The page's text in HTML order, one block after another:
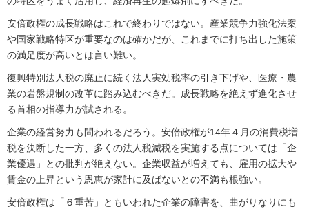
安倍政権の成長戦略はこれで終わりではない。産業競争力強化法案
や国家戦略特区が重要なのは確かだが、これまでに打ち出した施策
の満足度が高いとは言い難い。
復興特別法人税の廃止に続く法人実効税率の引き下げや、医療・農
業の岩盤規制の改革に踏み込むべきだ。成長戦略を絶えず進化させ
る首相の指導力が試される。
企業の経営努力も問われるだろう。安倍政権が14年４月の消費税増
税を決断した一方、多くの法人税減税を実施する点については「企
業優遇」との批判が絶えない。企業収益が増えても、雇用の拡大や
賃金の上昇という恩恵が家計に及ばないとの不満も根強い。
安倍政権は「６重苦」ともいわれた企業の障害を、曲がりなりにも